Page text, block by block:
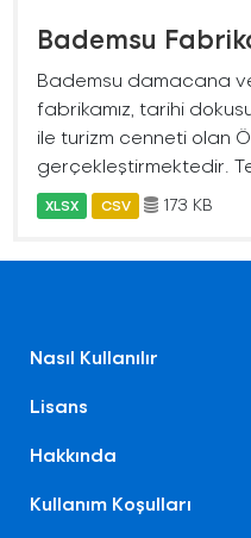
Bademsu
Bademsu damacana
fabrikamız, tarihi
ile turizm cenneti olan
gerçekleştirmektedir.
XLSX CSV 173 KB
Nasıl Kullanılır
Lisans
Hakkında
Kullanım Koşulları